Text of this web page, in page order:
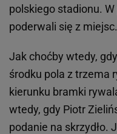
polskiego stadionu.
poderwali się z miejsc.
Jak choćby wtedy,
środku pola z trzema
kierunku bramki
wtedy, gdy Piotr
podanie na skrzydło.